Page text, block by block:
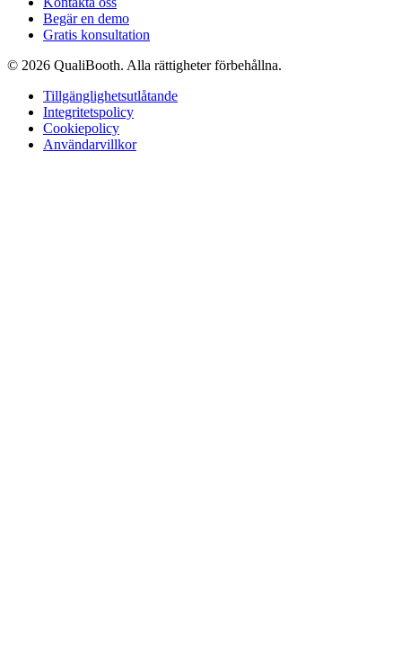
Begär en demo
Gratis konsultation
© 2026 QualiBooth. Alla rättigheter förbehållna.
Tillgänglighetsutlåtande
Integritetspolicy
Cookiepolicy
Användarvillkor